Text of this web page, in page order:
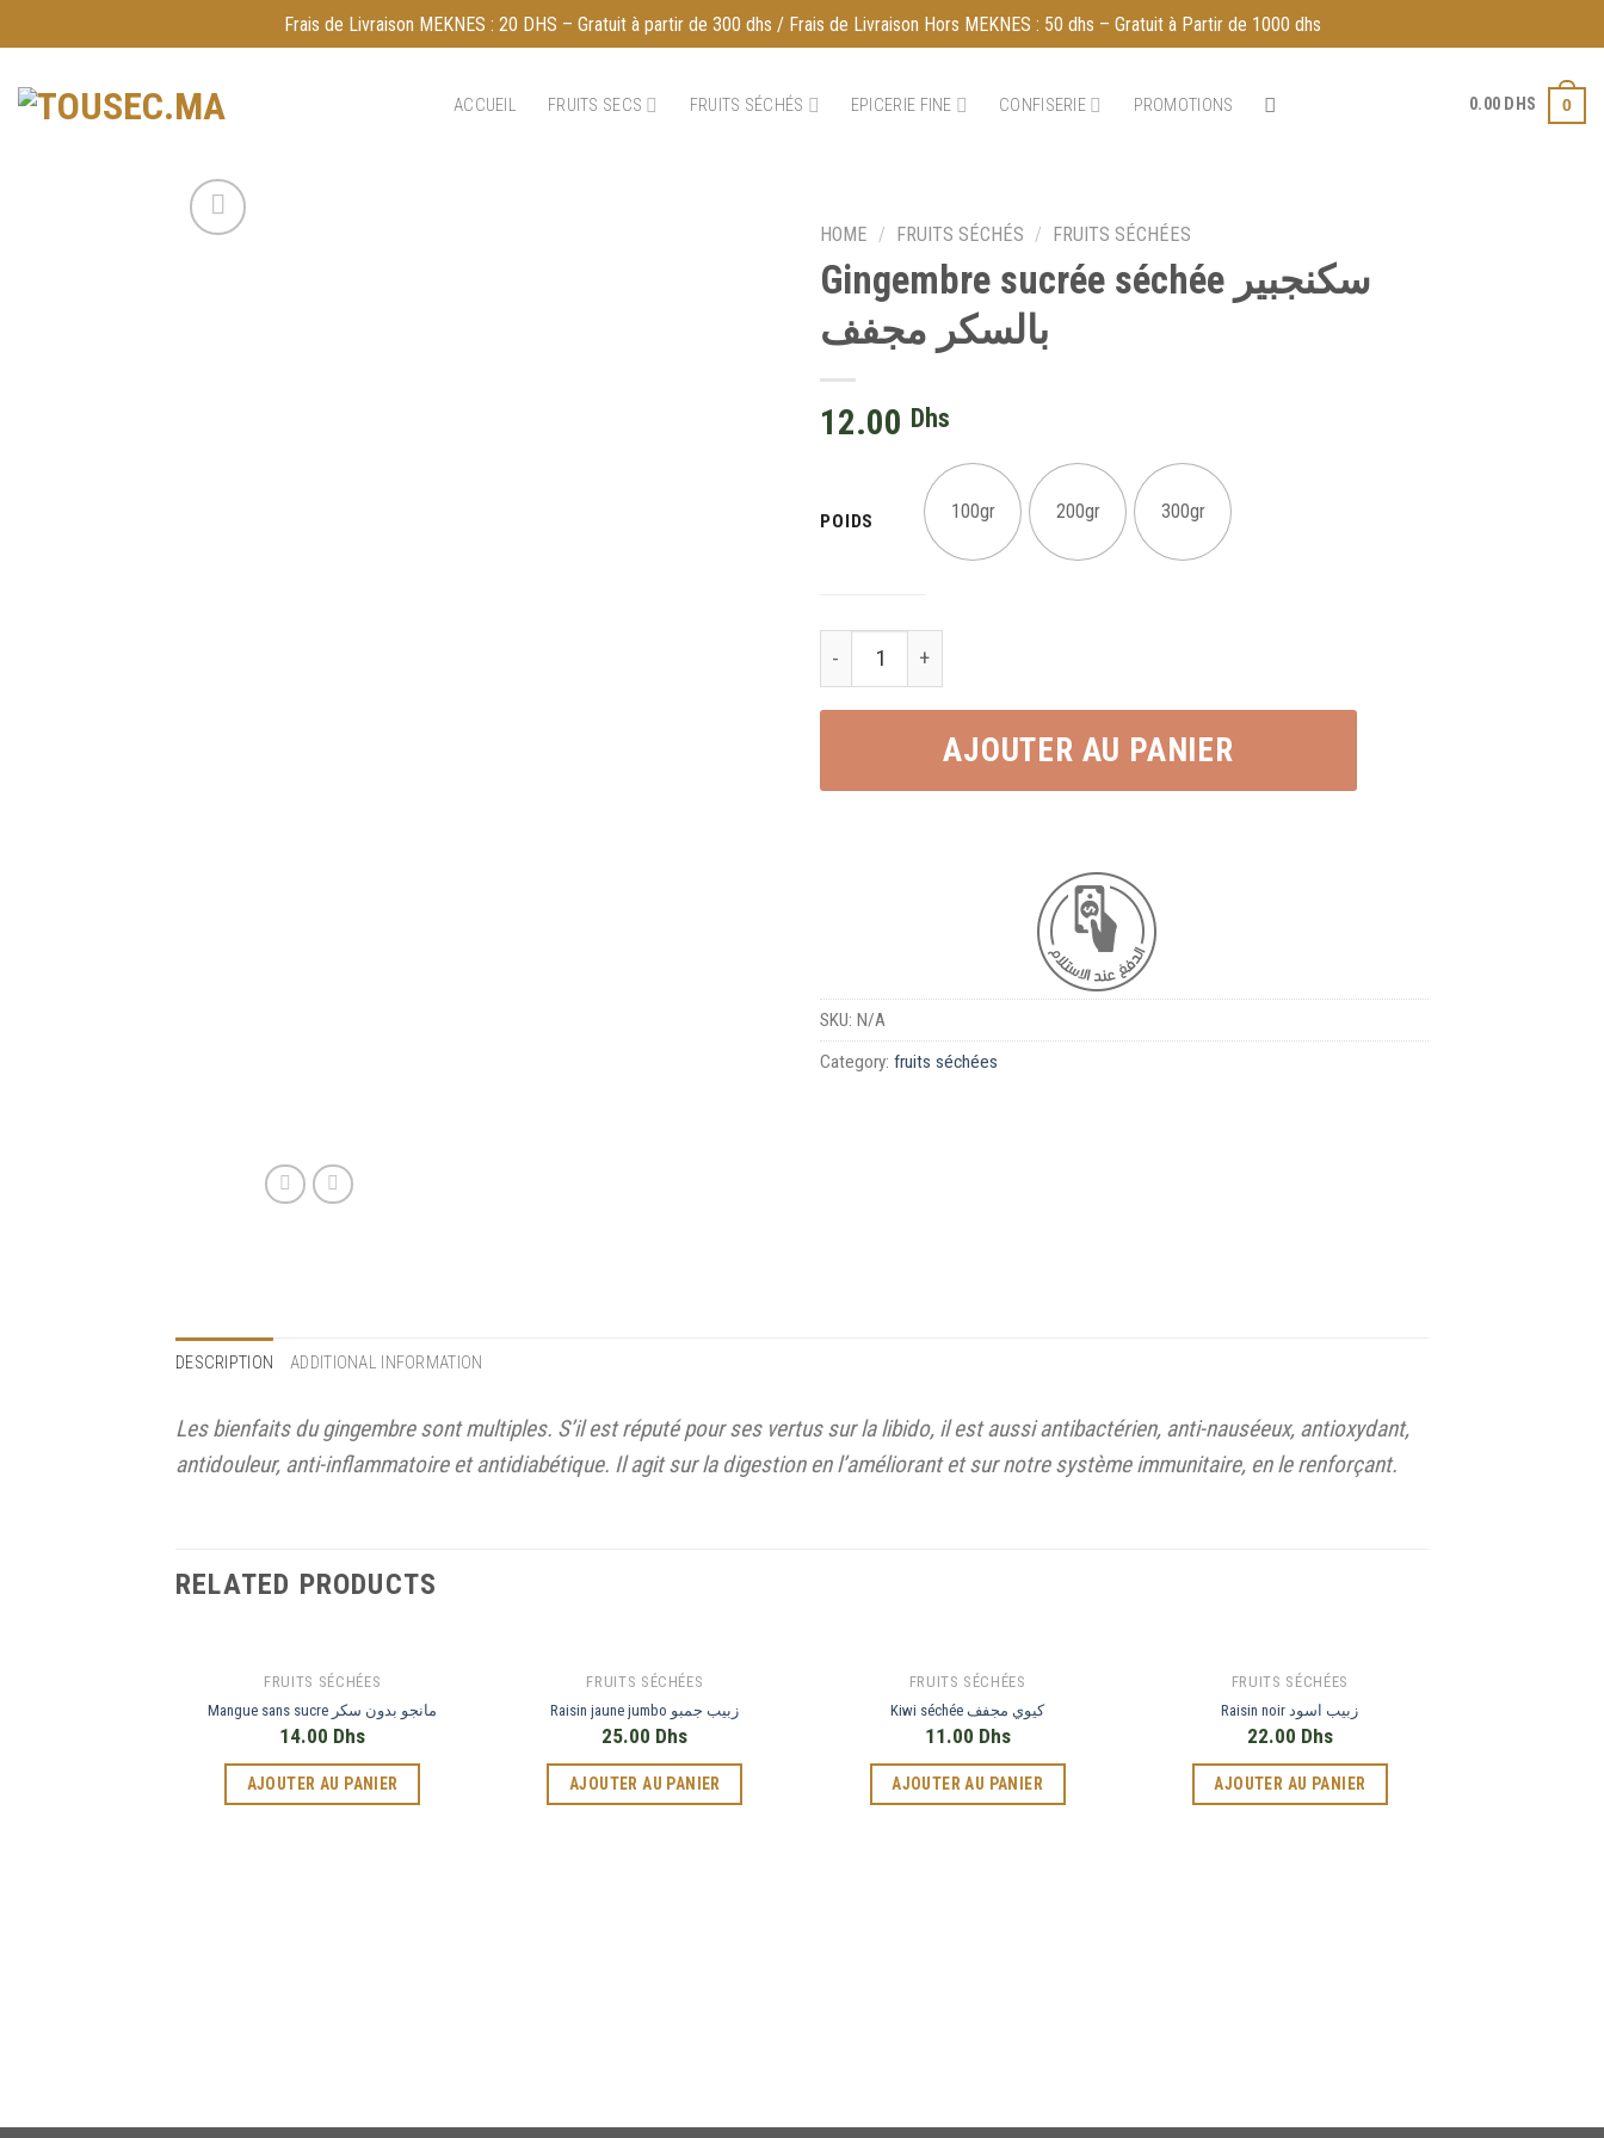
to
content
Frais de Livraison MEKNES : 20 DHS – Gratuit à partir de 300 dhs / Frais de Livraison Hors MEKNES : 50 dhs – Gratuit à Partir de 1000 dhs
ACCUEIL FRUITS SECS FRUITS SÉCHÉS EPICERIE FINE CONFISERIE PROMOTIONS 0.00 DHS 0
HOME / FRUITS SÉCHÉS / FRUITS SÉCHÉES
Gingembre sucrée séchée سكنجبير
بالسكر مجفف
12.00 Dhs
POIDS 100gr 200gr 300gr
AJOUTER AU PANIER
SKU: N/A
Category: fruits séchées
DESCRIPTION ADDITIONAL INFORMATION
Les bienfaits du gingembre sont multiples. S’il est réputé pour ses vertus sur la libido, il est aussi antibactérien, anti-nauséeux, antioxydant,
antidouleur, anti-inflammatoire et antidiabétique. Il agit sur la digestion en l’améliorant et sur notre système immunitaire, en le renforçant.
RELATED PRODUCTS
FRUITS SÉCHÉES
Mangue sans sucre مانجو بدون سكر
14.00 Dhs
AJOUTER AU PANIER
FRUITS SÉCHÉES
Raisin jaune jumbo زبيب جمبو
25.00 Dhs
AJOUTER AU PANIER
FRUITS SÉCHÉES
Kiwi séchée كيوي مجفف
11.00 Dhs
AJOUTER AU PANIER
FRUITS SÉCHÉES
Raisin noir زبيب اسود
22.00 Dhs
AJOUTER AU PANIER
WhatsApp